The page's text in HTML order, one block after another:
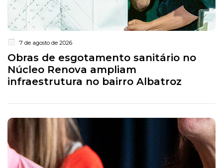
7 de agosto de 2026
Obras de esgotamento sanitário no
Núcleo Renova ampliam
infraestrutura no bairro Albatroz